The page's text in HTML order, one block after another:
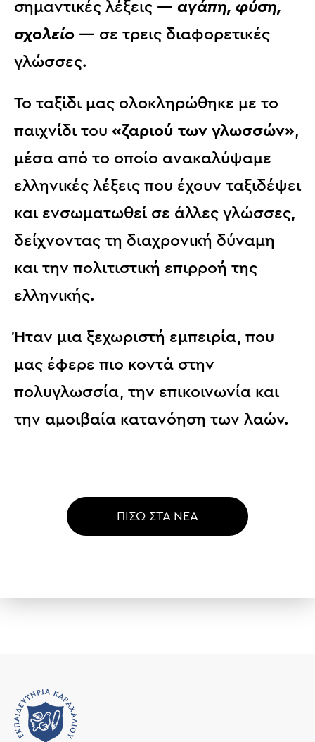
σημαντικές λέξεις — αγάπη, φύση,
σχολείο — σε τρεις διαφορετικές
γλώσσες.
Το ταξίδι μας ολοκληρώθηκε με το
παιχνίδι του «ζαριού των γλωσσών»,
μέσα από το οποίο ανακαλύψαμε
ελληνικές λέξεις που έχουν ταξιδέψει
και ενσωματωθεί σε άλλες γλώσσες,
δείχνοντας τη διαχρονική δύναμη
και την πολιτιστική επιρροή της
ελληνικής.
Ήταν μια ξεχωριστή εμπειρία, που
μας έφερε πιο κοντά στην
πολυγλωσσία, την επικοινωνία και
την αμοιβαία κατανόηση των λαών.
ΠΙΣΩ ΣΤΑ NEA